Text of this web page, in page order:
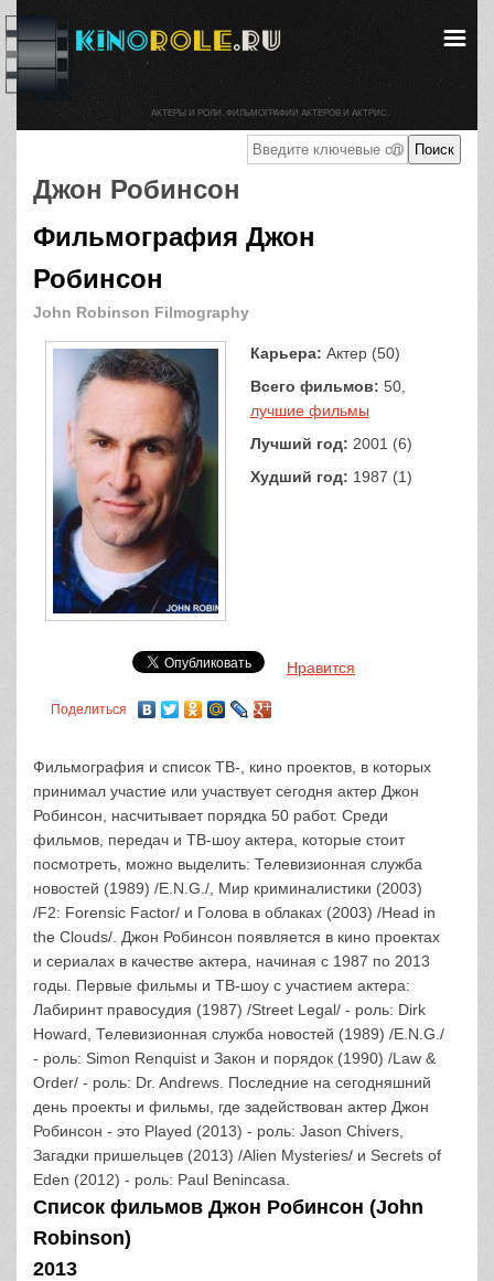
Джон Робинсон
Фильмография Джон
Робинсон
John Robinson Filmography
Карьера: Актер (50)
Всего фильмов: 50,
лучшие фильмы
Лучший год: 2001 (6)
Худший год: 1987 (1)
Нравится
Поделиться
Фильмография и список ТВ-, кино проектов, в которых
принимал участие или участвует сегодня актер Джон
Робинсон, насчитывает порядка 50 работ. Среди
фильмов, передач и ТВ-шоу актера, которые стоит
посмотреть, можно выделить: Телевизионная служба
новостей (1989) /E.N.G./, Мир криминалистики (2003)
/F2: Forensic Factor/ и Голова в облаках (2003) /Head in
the Clouds/. Джон Робинсон появляется в кино проектах
и сериалах в качестве актера, начиная с 1987 по 2013
годы. Первые фильмы и ТВ-шоу с участием актера:
Лабиринт правосудия (1987) /Street Legal/ - роль: Dirk
Howard, Телевизионная служба новостей (1989) /E.N.G./
- роль: Simon Renquist и Закон и порядок (1990) /Law &
Order/ - роль: Dr. Andrews. Последние на сегодняшний
день проекты и фильмы, где задействован актер Джон
Робинсон - это Played (2013) - роль: Jason Chivers,
Загадки пришельцев (2013) /Alien Mysteries/ и Secrets of
Eden (2012) - роль: Paul Benincasa.
Список фильмов Джон Робинсон (John
Robinson)
2013
АКТЕРЫ И РОЛИ. ФИЛЬМОГРАФИИ АКТЕРОВ И АКТРИС.